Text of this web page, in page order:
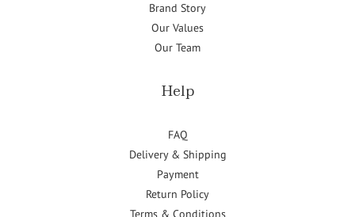
Brand Story
Our Values
Our Team
Help
FAQ
Delivery & Shipping
Payment
Return Policy
Terms & Conditions